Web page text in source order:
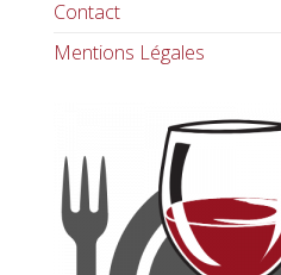
Contact
Mentions Légales